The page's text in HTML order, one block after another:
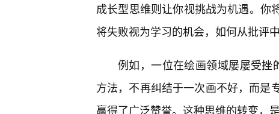
成长型思维则让你视挑战为机遇。你
将失败视为学习的机会，如何从批评
例如，一位在绘画领域屡屡受挫
方法，不再纠结于一次画不好，而是
赢得了广泛赞誉。这种思维的转变，